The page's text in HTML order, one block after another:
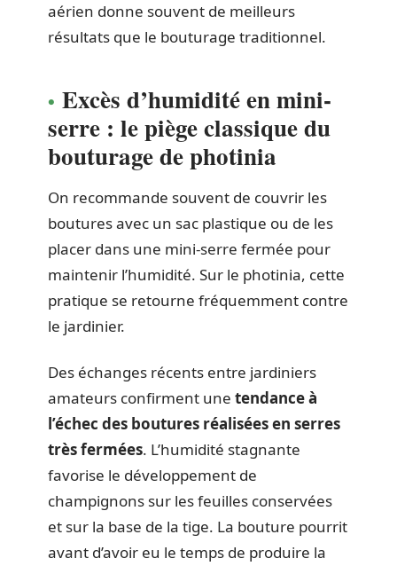
aérien donne souvent de meilleurs
résultats que le bouturage traditionnel.
Excès d’humidité en mini-
serre : le piège classique du
bouturage de photinia
On recommande souvent de couvrir les
boutures avec un sac plastique ou de les
placer dans une mini-serre fermée pour
maintenir l’humidité. Sur le photinia, cette
pratique se retourne fréquemment contre
le jardinier.
Des échanges récents entre jardiniers
amateurs confirment une tendance à
l’échec des boutures réalisées en serres
très fermées. L’humidité stagnante
favorise le développement de
champignons sur les feuilles conservées
et sur la base de la tige. La bouture pourrit
avant d’avoir eu le temps de produire la